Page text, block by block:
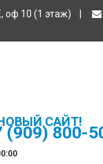
оф 10 (1 этаж)
(909) 800-
погрузчик
САЙТ!